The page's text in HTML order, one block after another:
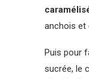
anchois et
Puis pour
sucrée, le